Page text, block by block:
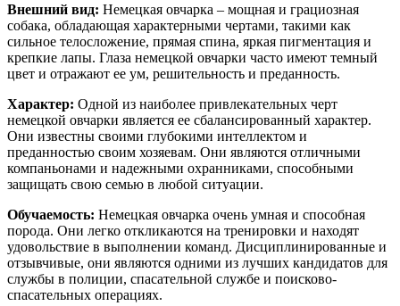
Внешний вид: Немецкая овчарка – мощная и грациозная
собака, обладающая характерными чертами, такими как
сильное телосложение, прямая спина, яркая пигментация и
крепкие лапы. Глаза немецкой овчарки часто имеют темный
цвет и отражают ее ум, решительность и преданность.
Характер: Одной из наиболее привлекательных черт
немецкой овчарки является ее сбалансированный характер.
Они известны своими глубокими интеллектом и
преданностью своим хозяевам. Они являются отличными
компаньонами и надежными охранниками, способными
защищать свою семью в любой ситуации.
Обучаемость: Немецкая овчарка очень умная и способная
порода. Они легко откликаются на тренировки и находят
удовольствие в выполнении команд. Дисциплинированные и
отзывчивые, они являются одними из лучших кандидатов для
службы в полиции, спасательной службе и поисково-
спасательных операциях.